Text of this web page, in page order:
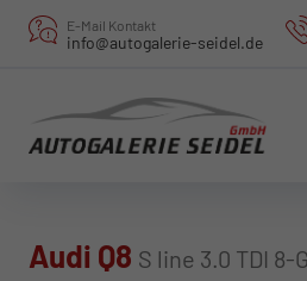
E-Mail Kontakt
info@autogalerie-seidel.de
Audi Q8 S line 3.0 TDI